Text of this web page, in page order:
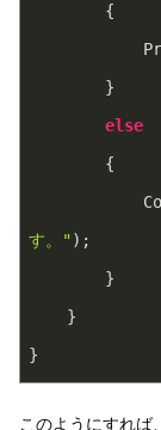
        {
        }
else
        {
す。");
        }
    }
}
このようにすれば